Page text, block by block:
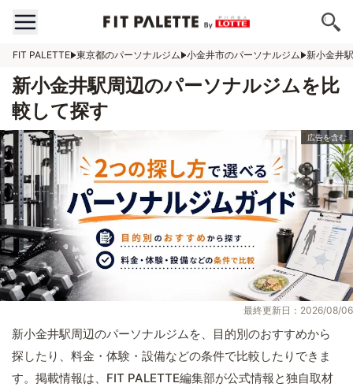
FIT PALETTE 東京都のパーソナルジム 小金井市のパーソナルジム 新小金井
新小金井駅周辺のパーソナルジムを比
較して探す
最終更新日：2026/08/06
新小金井駅周辺のパーソナルジムを、目的別のおすすめから
探したり、料金・体験・設備などの条件で比較したりできま
す。掲載情報は、FIT PALETTE編集部が公式情報と独自取材